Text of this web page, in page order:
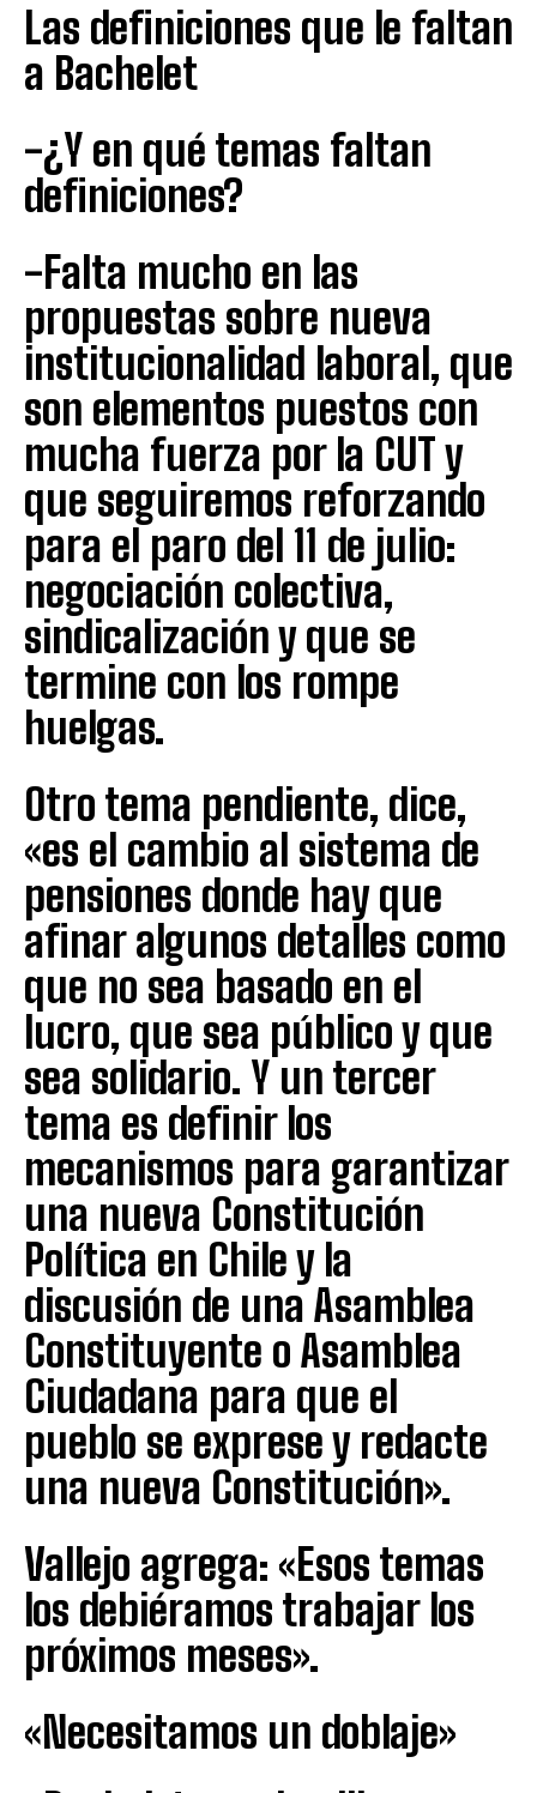
Las definiciones que le faltan
a Bachelet
-¿Y en qué temas faltan
definiciones?
-Falta mucho en las
propuestas sobre nueva
institucionalidad laboral, que
son elementos puestos con
mucha fuerza por la CUT y
que seguiremos reforzando
para el paro del 11 de julio:
negociación colectiva,
sindicalización y que se
termine con los rompe
huelgas.
Otro tema pendiente, dice,
«es el cambio al sistema de
pensiones donde hay que
afinar algunos detalles como
que no sea basado en el
lucro, que sea público y que
sea solidario. Y un tercer
tema es definir los
mecanismos para garantizar
una nueva Constitución
Política en Chile y la
discusión de una Asamblea
Constituyente o Asamblea
Ciudadana para que el
pueblo se exprese y redacte
una nueva Constitución».
Vallejo agrega: «Esos temas
los debiéramos trabajar los
próximos meses».
«Necesitamos un doblaje»